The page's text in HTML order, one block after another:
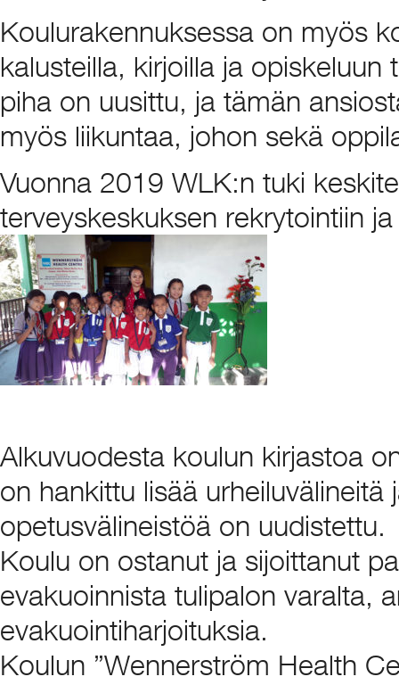
Koulurakennuksessa on myös
kalusteilla, kirjoilla ja
piha on uusittu, ja tämän
myös liikuntaa, johon sekä
Vuonna 2019 WLK:n tuki
terveyskeskuksen rekrytointiin
Alkuvuodesta koulun kirjastoa
on hankittu lisää urheiluvälineitä
opetusvälineistöä on uudistettu.
Koulu on ostanut ja sijoittanut
evakuoinnista tulipalon varalta,
evakuointiharjoituksia.
Koulun ”Wennerström Health